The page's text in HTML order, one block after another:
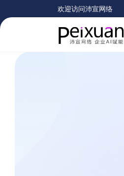
欢迎访问沛宣网络